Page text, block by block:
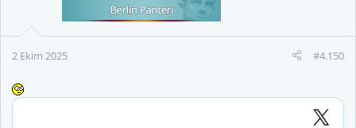
2 Ekim 2025 #4.150